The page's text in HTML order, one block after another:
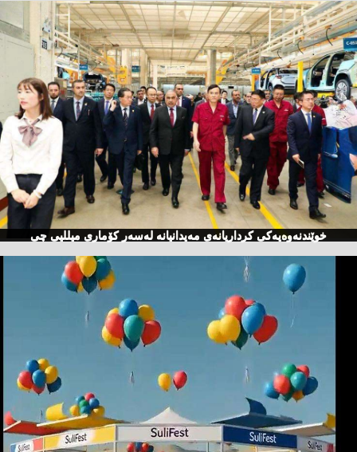
خوێندنەوەیەكی كرداریانەی مەیدانیانە لەسەر كۆماری میللیی چی